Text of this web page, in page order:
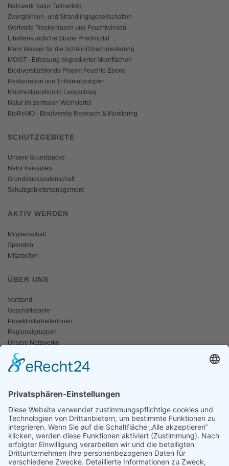
Netzwerk Natur Tullnerfeld
Zwergbinsen- und Strandlingsgesellschaften
Wertvolle Trockenrasen und Feuchtwiesen
Libellenkundliche Studie Prießnitztal
Mehr Wasser für die Schleinitzbachniederung
MOIST - Erfassung degradierter Moorflächen
Biodiversitätsfonds-Projekt Feuchte Ebene
Restauration von Trittsteinbiotopen
Moorrestauration in Langschlag
Natur im zentralen Weinviertel
BioReMO - Biodiversity Research & Monitoring
SCHUTZGEBIETE
Unsere Grundstücke
Natur freikaufen
Grundstückspatenschaft
Schutzgebietsmanagement
AKTIV WERDEN
Mitgliedschaft
Spenden
Mitarbeiten
ÜBER UNS
Vorstand
Geschäftsstelle
ProjektmitarbeiterInnen
Regionalgruppen
Unsere Netzwerke
Historisches
Impressum/Kontakt
Naturschutz bunt
Broschüren und Folder
Presseaussendungen
Newsletter
Fotos und Videos